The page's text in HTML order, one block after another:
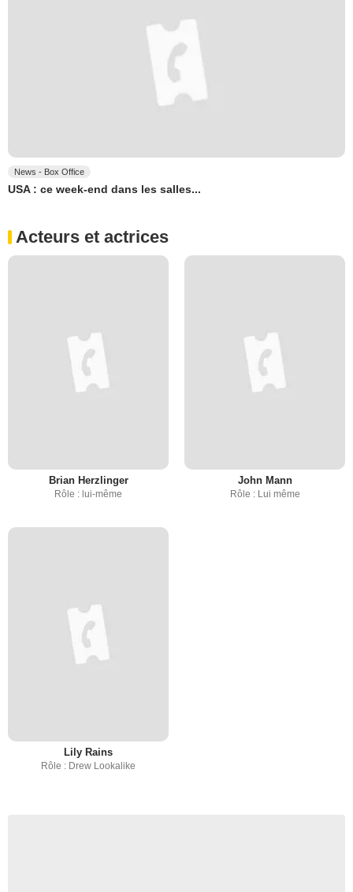
News - Box Office
USA : ce week-end dans les salles...
Acteurs et actrices
Brian Herzlinger
Rôle : lui-même
John Mann
Rôle : Lui même
Lily Rains
Rôle : Drew Lookalike